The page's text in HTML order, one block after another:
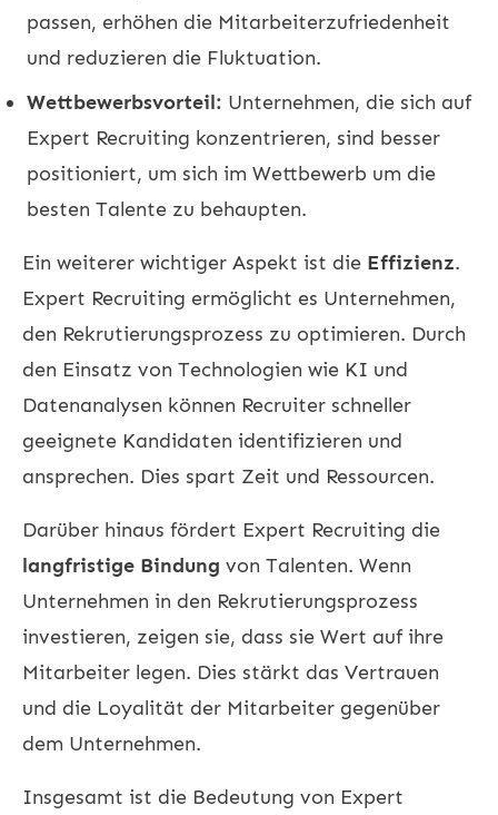
passen, erhöhen die Mitarbeiterzufriedenheit
und reduzieren die Fluktuation.
Wettbewerbsvorteil: Unternehmen, die sich auf
Expert Recruiting konzentrieren, sind besser
positioniert, um sich im Wettbewerb um die
besten Talente zu behaupten.
Ein weiterer wichtiger Aspekt ist die Effizienz.
Expert Recruiting ermöglicht es Unternehmen,
den Rekrutierungsprozess zu optimieren. Durch
den Einsatz von Technologien wie KI und
Datenanalysen können Recruiter schneller
geeignete Kandidaten identifizieren und
ansprechen. Dies spart Zeit und Ressourcen.
Darüber hinaus fördert Expert Recruiting die
langfristige Bindung von Talenten. Wenn
Unternehmen in den Rekrutierungsprozess
investieren, zeigen sie, dass sie Wert auf ihre
Mitarbeiter legen. Dies stärkt das Vertrauen
und die Loyalität der Mitarbeiter gegenüber
dem Unternehmen.
Insgesamt ist die Bedeutung von Expert